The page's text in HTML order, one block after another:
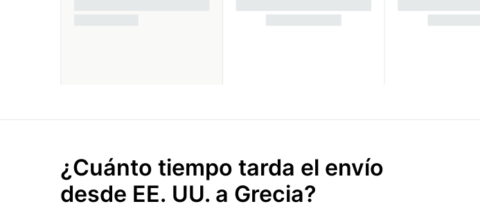
¿Cuánto tiempo tarda el envío
desde EE. UU. a Grecia?